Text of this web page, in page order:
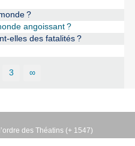
?
angoissant ?
elles des fatalités ?
3 ∞
des Théatins (+ 1547)